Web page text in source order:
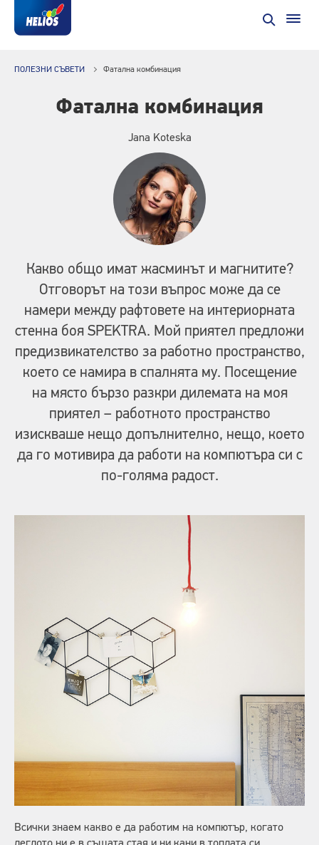
ПОЛЕЗНИ СЪВЕТИ Фатална комбинация
Фатална комбинация
Jana Koteska
Какво общо имат жасминът и магнитите?
Отговорът на този въпрос може да се
намери между рафтовете на интериорната
стенна боя SPEKTRA. Мой приятел предложи
предизвикателство за работно пространство,
което се намира в спалнята му. Посещение
на място бързо разкри дилемата на моя
приятел – работното пространство
изискваше нещо допълнително, нещо, което
да го мотивира да работи на компютъра си с
по-голяма радост.
Всички знаем какво е да работим на компютър, когато